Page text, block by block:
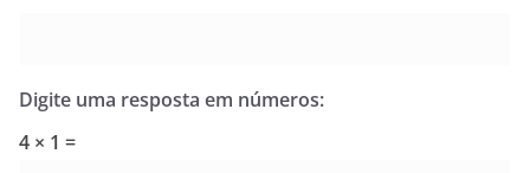
Digite uma resposta em números:
4 × 1 =